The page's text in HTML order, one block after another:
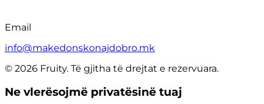
Email
info@makedonskonajdobro.mk
© 2026 Fruity. Të gjitha të drejtat e rezervuara.
Ne vlerësojmë privatësinë tuaj